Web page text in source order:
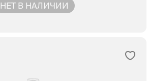
НЕТ В НАЛИЧИИ